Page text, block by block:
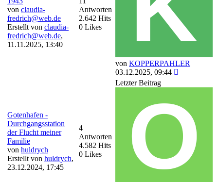
von claudia-
fredrich@web.de
Erstellt von claudia-
fredrich@web.de,
11.11.2025, 13:40
Antworten
2.642 Hits
0 Likes
von KOPPERPAHLER
03.12.2025, 09:44
Gotenhafen -
Durchgangsstation
der Flucht meiner
Familie
von huldrych
Erstellt von huldrych,
23.12.2024, 17:45
4
Antworten
4.582 Hits
0 Likes
Letzter Beitrag